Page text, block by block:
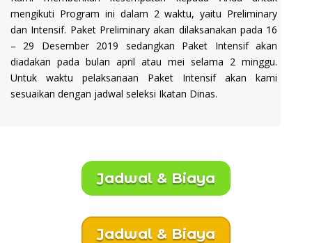
mengikuti Program ini dalam 2 waktu, yaitu Preliminary
dan Intensif. Paket Preliminary akan dilaksanakan pada 16
– 29 Desember 2019 sedangkan Paket Intensif akan
diadakan pada bulan april atau mei selama 2 minggu.
Untuk waktu pelaksanaan Paket Intensif akan kami
sesuaikan dengan jadwal seleksi Ikatan Dinas.
Jadwal & Biaya
Jadwal & Biaya